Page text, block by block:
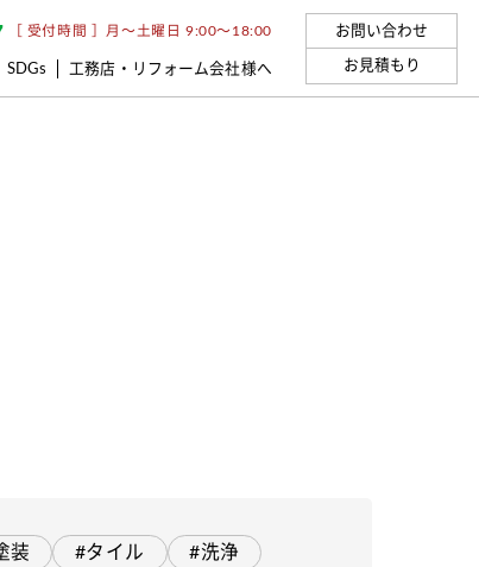
［ 受付時間 ］月〜土曜日 9:00〜18:00
SDGs 工務店・リフォーム会社様へ
お問い合わせ
お見積もり
装 #タイル
#洗浄